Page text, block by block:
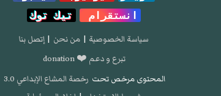
انستقرام
تيك توك
سياسة الخصوصية | من نحن | إتصل بنا
تبرع و دعم ❤️ donation
المحتوى مرخص تحت رخصة المشاع الإبداعي 3.0